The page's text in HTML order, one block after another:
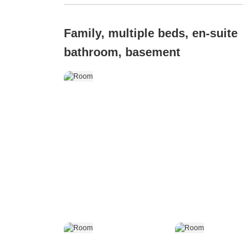
Family, multiple beds, en-suite
bathroom, basement